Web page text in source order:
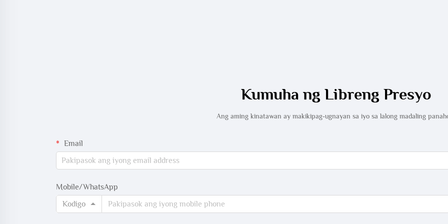
Kumuha ng Libreng Presyo
Ang aming kinatawan ay makikipag-ugnayan sa iyo sa lalong madaling
Email
Mobile/WhatsApp
Kodigo